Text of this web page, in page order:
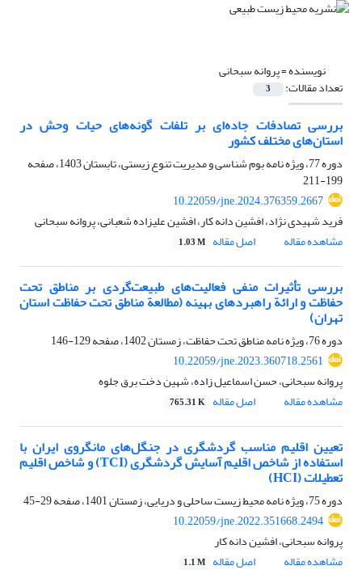
نویسنده =پروانه سبحانی
تعداد مقالات: 3
بررسی تصادفات جاده‌ای بر تلفات گونه‌های حیات وحش در
استان‌های مختلف کشور
دوره 77، ویژه نامه بوم شناسی و مدیریت تنوع زیستی، تابستان 1403، صفحه
199-211
10.22059/jne.2024.376359.2667
فرید شهیدی نژاد، افشین دانه کار، افشین علیزاده شعبانی، پروانه سبحانی
مشاهده مقاله
اصل مقاله 1.03 M
بررسی تأثیرات منفی فعالیت‌های طبیعت‌گردی بر مناطق تحت
حفاظت و ارائة راهبردهای بهینه (مطالعة مناطق تحت حفاظت استان
تهران)
دوره 76، ویژه نامه مناطق تحت حفاظت، زمستان 1402، صفحه
129-146
10.22059/jne.2023.360718.2561
پروانه سبحانی، حسن اسماعیل زاده، شهین دخت برق جلوه
مشاهده مقاله
اصل مقاله 765.31 K
تعیین اقلیم مناسب گردشگری در جنگل‌های مانگروی ایران با
استفاده از شاخص اقلیم آسایش گردشگری (TCI) و شاخص اقلیم
تعطیلات (HCI)
دوره 75، ویژه نامه محیط زیست ساحلی و دریایی، زمستان 1401، صفحه
29-45
10.22059/jne.2022.351668.2494
پروانه سبحانی، افشین دانه کار
مشاهده مقاله
اصل مقاله 1.1 M